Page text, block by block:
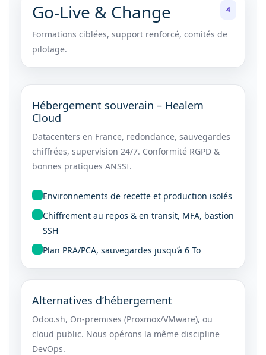
4
Go-Live & Change
Formations ciblées, support renforcé, comités de
pilotage.
Hébergement souverain – Healem
Cloud
Datacenters en France, redondance, sauvegardes
chiffrées, supervision 24/7. Conformité RGPD &
bonnes pratiques ANSSI.
Environnements de recette et production isolés
Chiffrement au repos & en transit, MFA, bastion
SSH
Plan PRA/PCA, sauvegardes jusqu’à 6 To
Alternatives d’hébergement
Odoo.sh, On-premises (Proxmox/VMware), ou
cloud public. Nous opérons la même discipline
DevOps.